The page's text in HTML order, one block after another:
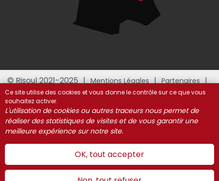
© Risoul 2021-2025 Mentions Légales
Partenaires
Gestion des cookies
Ce site utilise des cookies et vous donne le contrôle sur ce que vous
souhaitez activer.
L'utilisation de cookies ou autres traceurs nous permet de
réaliser des statistiques de visites et de vous garantir une
meilleure expérience sur notre site.
OK, tout accepter